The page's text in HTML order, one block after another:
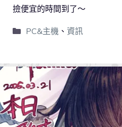
撿便宜的時間到了～
PC&主機、 資訊